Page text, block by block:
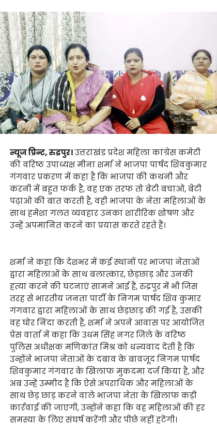
न्यूज प्रिन्ट, रुद्रपुर।उत्तराखंड प्रदेश महिला कांग्रेस कमेटी
की वरिष्ठ उपाध्यक्ष मीना शर्मा ने भाजपा पार्षद शिवकुमार
गंगवार प्रकरण में कहा है कि भाजपा की कथनी और
करनी में बहुत फर्क है, वह एक तरफ तो बेटी बचाओ, बेटी
पढ़ाओ की बात करती है, वही भाजपा के नेता महिलाओं के
साथ हमेशा गलत व्यवहार उनका शारीरिक शोषण और
उन्हें अपमानित करने का प्रयास करते रहते हैं।
शर्मा ने कहा कि देशभर में कई स्थानों पर भाजपा नेताओं
द्वारा महिलाओं के साथ बलात्कार, छेड़छाड़ और उनकी
हत्या करने की घटनाएं सामने आई हैं, रुद्रपुर में भी जिस
तरह से भारतीय जनता पार्टी के निगम पार्षद शिव कुमार
गंगवार द्वारा महिलाओं के साथ छेड़छाड़ की गई है, उसकी
वह घोर निंदा करती है, शर्मा ने अपने आवास पर आयोजित
प्रेस वार्ता में कहा कि उधम सिंह नगर जिले के वरिष्ठ
पुलिस अधीक्षक मणिकांत मिश्र को धन्यवाद देती है कि
उन्होंने भाजपा नेताओं के दबाव के बावजूद निगम पार्षद
शिवकुमार गंगवार के खिलाफ मुकदमा दर्ज किया है, और
अब उन्हें उम्मीद है कि ऐसे अपराधिक और महिलाओं के
साथ छेड़ छाड़ करने वाले भाजपा नेता के खिलाफ कड़ी
कार्रवाई की जाएगी, उन्होंने कहा कि वह महिलाओं की हर
समस्या के लिए संघर्ष करेंगी और पीछे नहीं हटेंगी।